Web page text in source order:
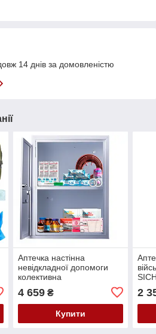
14 днів за домовленістю
Аптечка настінна
невідкладної допомоги
колективна
4 659₴
Купити
2